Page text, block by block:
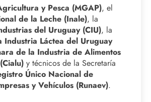
y Pesca (MGAP), el
de la Leche (Inale), la
del Uruguay (CIU), la
Industria Láctea del Uruguay
de la Industria de Alimentos
y técnicos de la Secretaría
Único Nacional de
y Vehículos (Runaev).